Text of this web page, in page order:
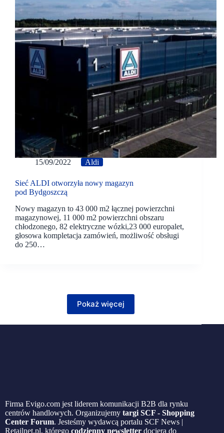
15/09/2022 Aldi
Sieć ALDI otworzyła nowy magazyn
pod Bydgoszczą
Nowy magazyn to 43 000 m2 łącznej powierzchni
magazynowej, 11 000 m2 powierzchni obszaru
chłodzonego, 82 elektryczne wózki,23 000 europalet,
głosowa kompletacja zamówień, możliwość obsługi
do 250…
Pokaż więcej
Firma Evigo.com jest liderem komunikacji B2B dla rynku
centrów handlowych. Organizujemy targi SCF - Shopping
Center Forum. Jesteśmy wydawcą portalu SCF News |
Retailnet.pl, którego codzienny newsletter dociera do